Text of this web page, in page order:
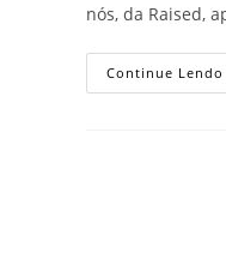
nós, da Raised,
Continue Lendo